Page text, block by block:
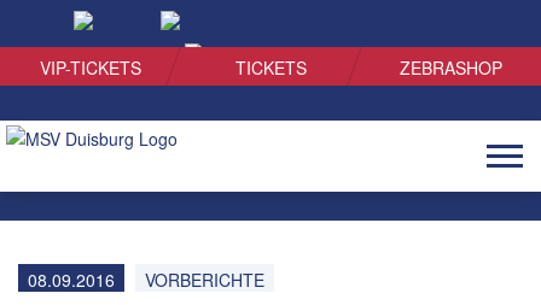
VIP-TICKETS TICKETS ZEBRASHOP
08.09.2016 VORBERICHTE